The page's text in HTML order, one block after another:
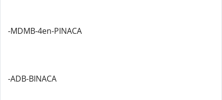
-MDMB-4en-PINACA
-ADB-BINACA